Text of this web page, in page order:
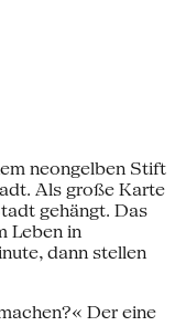
neongelben Stift
Als große Karte
gehängt. Das
Leben in
dann stellen
Der eine